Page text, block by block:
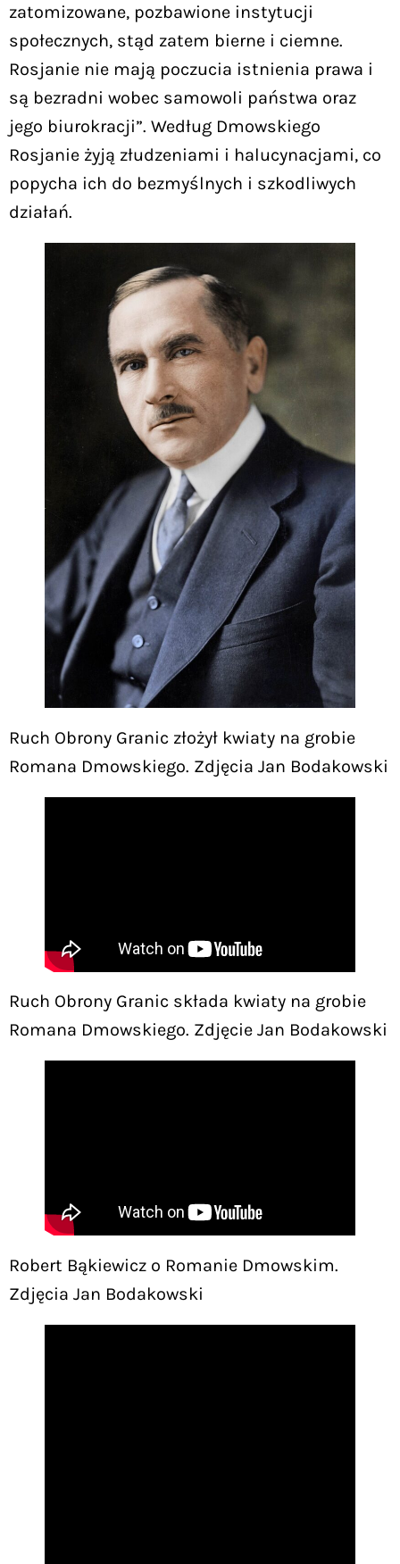
zatomizowane, pozbawione instytucji
społecznych, stąd zatem bierne i ciemne.
Rosjanie nie mają poczucia istnienia prawa i
są bezradni wobec samowoli państwa oraz
jego biurokracji”. Według Dmowskiego
Rosjanie żyją złudzeniami i halucynacjami, co
popycha ich do bezmyślnych i szkodliwych
działań.
Ruch Obrony Granic złożył kwiaty na grobie
Romana Dmowskiego. Zdjęcia Jan Bodakowski
Ruch Obrony Granic składa kwiaty na grobie
Romana Dmowskiego. Zdjęcie Jan Bodakowski
Robert Bąkiewicz o Romanie Dmowskim.
Zdjęcia Jan Bodakowski